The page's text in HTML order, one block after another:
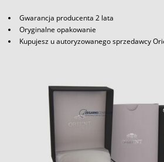
Gwarancja producenta 2 lata
Oryginalne opakowanie
Kupujesz u autoryzowanego sprzedawcy